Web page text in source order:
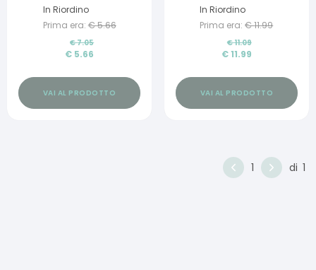
In Riordino
Prima era: €5.66
€7.05
€ 5.66
VAI AL PRODOTTO
In Riordino
Prima era: €11.99
€11.09
€ 11.99
VAI AL PRODOTTO
1 di 1